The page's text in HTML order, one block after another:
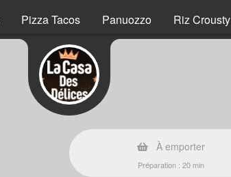
Pizza Tacos Panuozzo Riz Crousty
À emporter
Préparation : 20 min